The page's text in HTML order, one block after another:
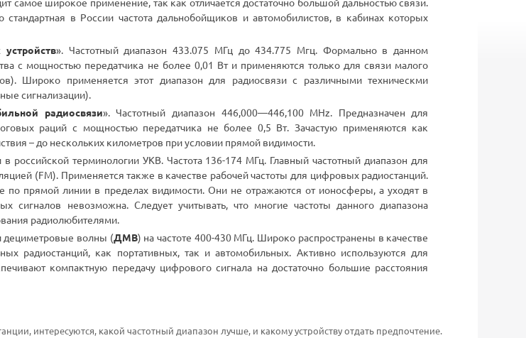
стандартная в России частота дальнобойщиков и автомобилистов, в кабинах которых
». Частотный диапазон 433.075 МГц до 434.775 Мгц. Формально в данном
с мощностью передатчика не более 0,01 Вт и применяются только для связи малого
Широко применяется этот диапазон для радиосвязи с различными техническми
сигнализации).
радиосвязи». Частотный диапазон 446,000—446,100 MHz. Предназначен для
раций с мощностью передатчика не более 0,5 Вт. Зачастую применяются как
– до нескольких километров при условии прямой видимости.
в российской терминологии УКВ. Частота 136-174 МГц. Главный частотный диапазон для
(FM). Применяется также в качестве рабочей частоты для цифровых радиостанций.
по прямой линии в пределах видимости. Они не отражаются от ионосферы, а уходят в
сигналов невозможна. Следует учитывать, что многие частоты данного диапазона
радиолюбителями.
дециметровые волны (ДМВ) на частоте 400-430 МГц. Широко распространены в качестве
радиостанций, как портативных, так и автомобильных. Активно используются для
компактную передачу цифрового сигнала на достаточно большие расстояния
интересуются, какой частотный диапазон лучше, и какому устройству отдать предпочтение.